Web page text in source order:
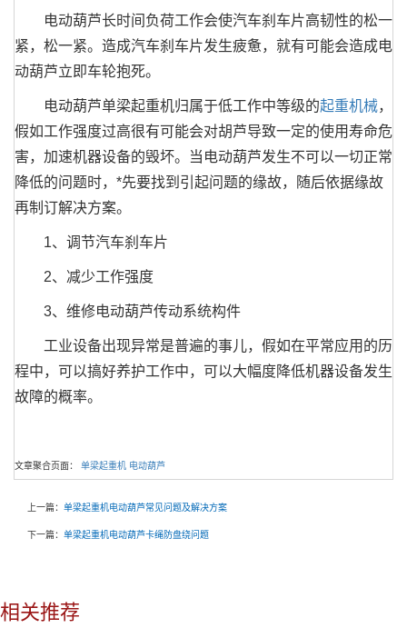
电动葫芦长时间负荷工作会使汽车刹车片高韧性的松一
紧，松一紧。造成汽车刹车片发生疲惫，就有可能会造成电
动葫芦立即车轮抱死。
电动葫芦单梁起重机归属于低工作中等级的起重机械，
假如工作强度过高很有可能会对胡芦导致一定的使用寿命危
害，加速机器设备的毁坏。当电动葫芦发生不可以一切正常
降低的问题时，*先要找到引起问题的缘故，随后依据缘故
再制订解决方案。
1、调节汽车刹车片
2、减少工作强度
3、维修电动葫芦传动系统构件
工业设备出现异常是普遍的事儿，假如在平常应用的历
程中，可以搞好养护工作中，可以大幅度降低机器设备发生
故障的概率。
文章聚合页面： 单梁起重机 电动葫芦
上一篇： 单梁起重机电动葫芦常见问题及解决方案
下一篇： 单梁起重机电动葫芦卡绳防盘绕问题
相关推荐